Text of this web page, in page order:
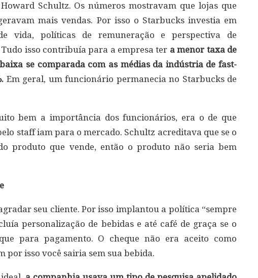
Schultz. Os números mostravam que lojas que
mais vendas. Por isso o Starbucks investia em
vida, políticas de remuneração e perspectiva de
isso contribuía para a empresa ter a menor taxa de
se comparada com as médias da indústria de fast-
Em geral, um funcionário permanecia no Starbucks de
bem a importância dos funcionários, era o de que
staff iam para o mercado. Schultz acreditava que se o
produto que vende, então o produto não seria bem
seu cliente. Por isso implantou a política “sempre
personalização de bebidas e até café de graça se o
para pagamento. O cheque não era aceito como
por isso você sairia sem sua bebida.